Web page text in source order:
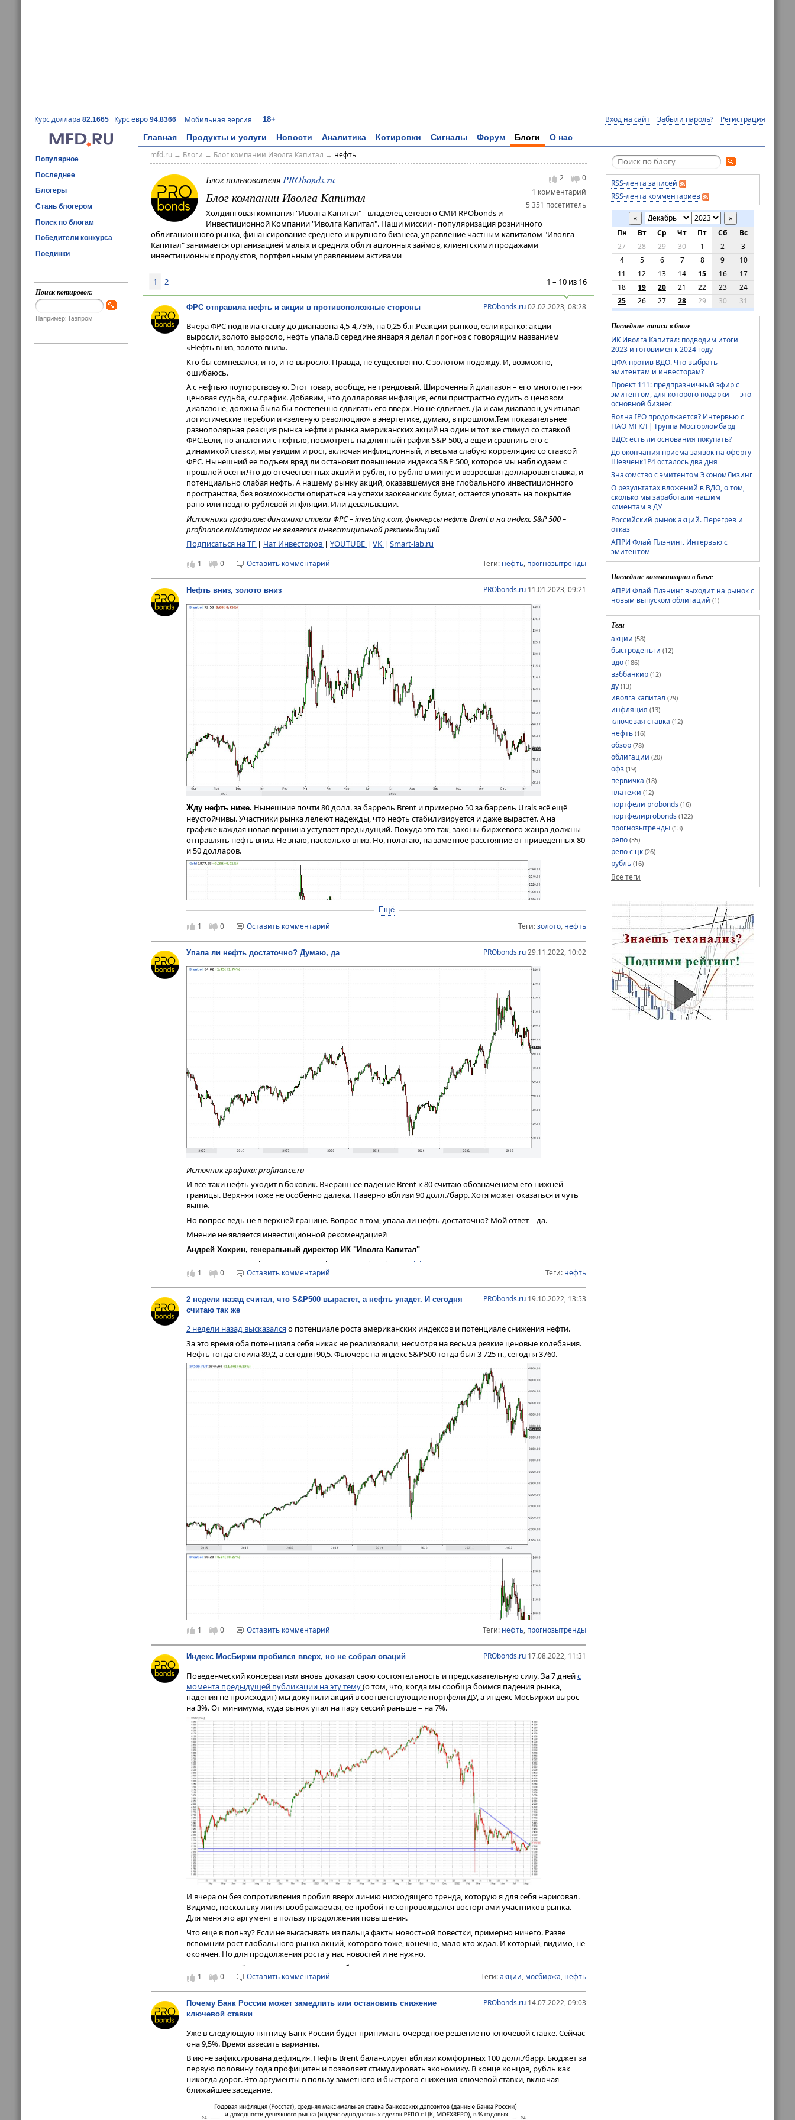
Курс доллара 82.1665 Курс евро 94.8366 Мобильная версия 18+ Вход на сайт Забыли пароль? Регистрация
Главная Продукты и услуги Новости Аналитика Котировки Сигналы Форум Блоги О нас
Популярное
Последнее
Блогеры
Стань блогером
Поиск по блогам
Победители конкурса
Поединки
Поиск котировок:
Например: Газпром
mfd.ru→ Блоги → Блог компании Иволга Капитал → нефть
2
0
1 комментарий
5 351 посетитель
Блог пользователяPRObonds.ru
Блог компании Иволга Капитал
Холдинговая компания "Иволга Капитал" - владелец сетевого СМИ RPObonds и
Инвестиционной Компании "Иволга Капитал". Наши миссии - популяризация розничного
облигационного рынка, финансирование среднего и крупного бизнеса, управление частным капиталом "Иволга
Капитал" занимается организацией малых и средних облигационных займов, клиентскими продажами
инвестиционных продуктов, портфельным управлением активами
1 – 10 из 16
1 2
PRObonds.ru02.02.2023, 08:28
ФРС отправила нефть и акции в противоположные стороны
Вчера ФРС подняла ставку до диапазона 4,5-4,75%, на 0,25 б.п.Реакции рынков, если кратко: акции
выросли, золото выросло, нефть упала.В середине января я делал прогноз с говорящим названием
«Нефть вниз, золото вниз».
Кто бы сомневался, и то, и то выросло. Правда, не существенно. С золотом подожду. И, возможно,
ошибаюсь.
А с нефтью поупорствовую. Этот товар, вообще, не трендовый. Широченный диапазон – его многолетняя
ценовая судьба, см.график. Добавим, что долларовая инфляция, если пристрастно судить о ценовом
диапазоне, должна была бы постепенно сдвигать его вверх. Но не сдвигает. Да и сам диапазон, учитывая
логистические перебои и «зеленую революцию» в энергетике, думаю, в прошлом.Тем показательнее
разнополярная реакция рынка нефти и рынка американских акций на один и тот же стимул со ставкой
ФРС.Если, по аналогии с нефтью, посмотреть на длинный график S&P 500, а еще и сравнить его с
динамикой ставки, мы увидим и рост, включая инфляционный, и весьма слабую корреляцию со ставкой
ФРС. Нынешний ее подъем вряд ли остановит повышение индекса S&P 500, которое мы наблюдаем с
прошлой осени.Что до отечественных акций и рубля, то рублю в минус и возросшая долларовая ставка, и
потенциально слабая нефть. А нашему рынку акций, оказавшемуся вне глобального инвестиционного
пространства, без возможности опираться на успехи заокеанских бумаг, остается уповать на покрытие
рано или поздно рублевой инфляции. Или девальвации.
Источники графиков: динамика ставки ФРС – investing.com, фьючерсы нефть Brent и на индекс S&P 500 –
profinance.ruМатериал не является инвестиционной рекомендацией
Подписаться на ТГ | Чат Инвесторов | YOUTUBE | VK | Smart-lab.ru
1 0 Оставить комментарий Теги: нефть, прогнозытренды
PRObonds.ru 11.01.2023, 09:21
Нефть вниз, золото вниз
Жду нефть ниже. Нынешние почти 80 долл. за баррель Brent и примерно 50 за баррель Urals всё ещё
неустойчивы. Участники рынка лелеют надежды, что нефть стабилизируется и даже вырастет. А на
графике каждая новая вершина уступает предыдущий. Покуда это так, законы биржевого жанра должны
отправлять нефть вниз. Не знаю, насколько вниз. Но, полагаю, на заметное расстояние от приведенных 80
и 50 долларов.
К нему мой интерес обычно нулевой. Однако многим оно не безразлично. Особенно по мере и
после роста котировок (в рублях рост двух последних месяцев заметнее, чем в долларах).
Часто тренд обретает законченность, получив форму зигзага. На примере золота это значит быстрый
старт (первая половина ноября), приостановку (конец ноября – декабрь), финишное ускорение (конец
декабря – январь). Затем он столь же часто разворачивается. В нашем случае вниз. Поживем – увидим,
конечно. Но время для покупки, если кто о ней задумывается, не лучшее.
Не является инвестиционной рекомендацией. Ссылка на ограничение ответственности
Андрей Хохрин, генеральный директор ИК "Иволга Капитал"
Подписаться на ТГ|Чат Инвесторов |YOUTUBE|VK|Smart-lab.ru
Ещё
1 0 Оставить комментарий Теги:золото, нефть
PRObonds.ru29.11.2022, 10:02
Упала ли нефть достаточно? Думаю, да
Источник графика: profinance.ru
И все-таки нефть уходит в боковик. Вчерашнее падение Brent к 80 считаю обозначением его нижней
границы. Верхняя тоже не особенно далека. Наверно вблизи 90 долл./барр. Хотя может оказаться и чуть
выше.
Но вопрос ведь не в верхней границе. Вопрос в том, упала ли нефть достаточно? Мой ответ – да.
Мнение не является инвестиционной рекомендацией
Андрей Хохрин, генеральный директор ИК "Иволга Капитал"
Подписаться на ТГ | Чат Инвесторов | YOUTUBE | VK | Smart-lab.ru
1 0 Оставить комментарий Теги: нефть
PRObonds.ru 19.10.2022, 13:53
2 недели назад считал, что S&P500 вырастет, а нефть упадет. И сегодня
считаю так же
2 недели назад высказалсяо потенциале роста американских индексов и потенциале снижения нефти.
За это время оба потенциала себя никак не реализовали, несмотря на весьма резкие ценовые колебания.
Нефть тогда стоила 89,2, а сегодня 90,5. Фьючерс на индекс S&P500 тогда был 3 725 п., сегодня 3760.
Но мнение не изменилось. Американский рынок нашел опору, подтвердил ее и, думаю, уже в близком
будущем окажется вблизи 4 000 п. Сомневаюсь, правда, что возможный фондовый рост Америки
положительно скажется на отечественном рынке акций. У нас нынче всё слишком по-своему.
Нефть, напротив, не получила устойчивой поддержки от сокращения квот на добычу со стороны ОПЕК. 85
долларов за баррель Brent, думаю, ближе, чем кажется.
На нефть вроде бы должен реагировать рубль. Нынешние 90 долл./барр. от максимумов июня, т.е. от 120-
125 долл., уже весьма далеки. А рубль, что в июне котировался в районе 60 единиц за доллар, что в
октябре. Думаю, некоторое время, возможно, до конца года, мы продолжим наблюдать относительную
стабильность нацвалюты при снижение нефтяных котировок. Но, как это не раз бывало, такая
стабильность оказывалась лишь временной.
Не является инвестиционной рекомендацией.
Телеграм-канал:https://t.me/probonds
Чат для инвесторов:https://t.me/%20UHsfqmxEquGnkhA6
1 0 Оставить комментарий Теги: нефть, прогнозытренды
PRObonds.ru 17.08.2022, 11:31
Индекс МосБиржи пробился вверх, но не собрал оваций
Поведенческий консерватизм вновь доказал свою состоятельность и предсказательную силу. За 7 днейс
момента предыдущей публикации на эту тему(о том, что, когда мы сообща боимся падения рынка,
падения не происходит) мы докупили акций в соответствующие портфели ДУ, а индекс МосБиржи вырос
на 3%. От минимума, куда рынок упал на пару сессий раньше – на 7%.
И вчера он без сопротивления пробил вверх линию нисходящего тренда, которую я для себя нарисовал.
Видимо, поскольку линия воображаемая, ее пробой не сопровождался восторгами участников рынка.
Для меня это аргумент в пользу продолжения повышения.
Что еще в пользу? Если не высасывать из пальца факты новостной повестки, примерно ничего. Разве
вспомним рост глобального рынка акций, которого тоже, конечно, мало кто ждал. И который, видимо, не
окончен. Но для продолжения роста у нас новостей и не нужно.
Из плохого, действительно плохого, что обязательно и, видимо, в скором времени ограничит или
откинет рост нашего рынка в будущем, нефть. Ее падение проходит в обстановке стоического
спокойствия аналитического сообщества. Психологическая логика, обратная отечественному рынку
акций.
1 0 Оставить комментарий Теги:акции, мосбиржа, нефть
PRObonds.ru 14.07.2022, 09:03
Почему Банк России может замедлить или остановить снижение
ключевой ставки
Уже в следующую пятницу Банк России будет принимать очередное решение по ключевой ставке. Сейчас
она 9,5%. Время взвесить варианты.
В июне зафиксирована дефляция. Нефть Brent балансирует вблизи комфортных 100 долл./барр. Бюджет за
первую половину года профицитен и позволяет стимулировать экономику. В конце концов, рубль как
никогда дорог. Это аргументы в пользу заметного и быстрого снижения ключевой ставки, включая
ближайшее заседание.
RSS-лента записей
RSS-лента комментариев
«
»
Пн
Вт Ср Чт Пт Сб
Вс
27
28 29 30 1 2
3
4
5 6 7 8 9
10
11
12 13 14 15 16
17
18
19 20 21 22 23
24
25
26 27 28 29 30 31
Последние записи в блоге
ИК Иволга Капитал: подводим итоги
2023 и готовимся к 2024 году
ЦФА против ВДО. Что выбрать
эмитентам и инвесторам?
Проект 111: предпразничный эфир с
эмитентом, для которого подарки — это
основной бизнес
Волна IPO продолжается? Интервью с
ПАО МГКЛ | Группа Мосгорломбард
ВДО: есть ли основания покупать?
До окончания приема заявок на оферту
Шевченк1Р4 осталось два дня
Знакомство с эмитентом ЭкономЛизинг
О результатах вложений в ВДО, о том,
сколько мы заработали нашим
клиентам в ДУ
Российский рынок акций. Перегрев и
отказ
АПРИ Флай Плэнинг. Интервью с
эмитентом
Последние комментарии в блоге
АПРИ Флай Плэнинг выходит на рынок с
новым выпуском облигаций (1)
Теги
акции (58)
быстроденьги (12)
вдо (186)
вэббанкир (12)
ду (13)
иволга капитал (29)
инфляция (13)
ключевая ставка (12)
нефть (16)
обзор (78)
облигации (20)
офз (19)
первичка (18)
платежи (12)
портфели probonds (16)
портфелиprobonds (122)
прогнозытренды (13)
репо (35)
репо с цк (26)
рубль (16)
Все теги